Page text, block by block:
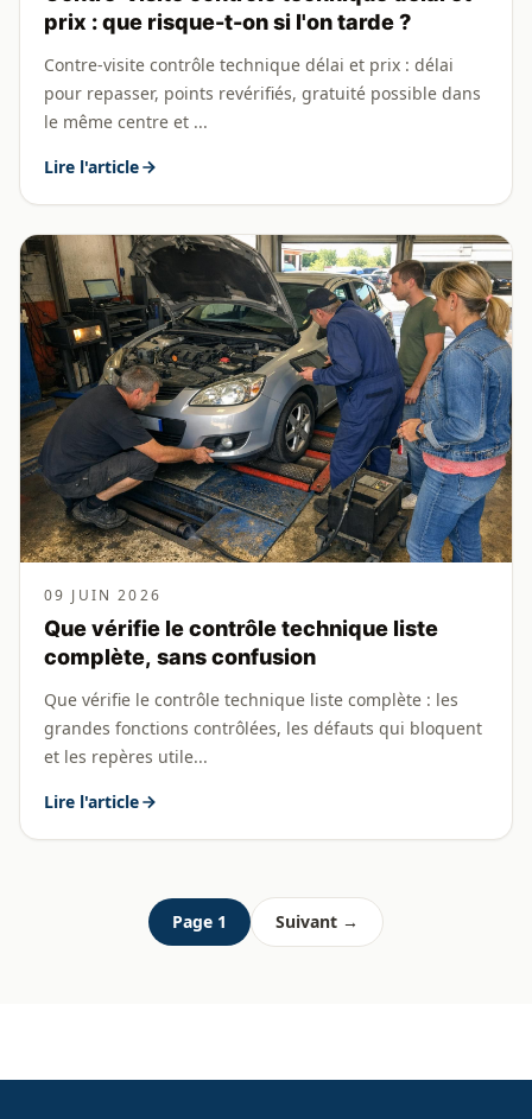
prix : que risque-t-on si l'on tarde ?
Contre-visite contrôle technique délai et prix : délai
pour repasser, points revérifiés, gratuité possible dans
le même centre et ...
Lire l'article
09 JUIN 2026
Que vérifie le contrôle technique liste
complète, sans confusion
Que vérifie le contrôle technique liste complète : les
grandes fonctions contrôlées, les défauts qui bloquent
et les repères utile...
Lire l'article
Page 1 Suivant →